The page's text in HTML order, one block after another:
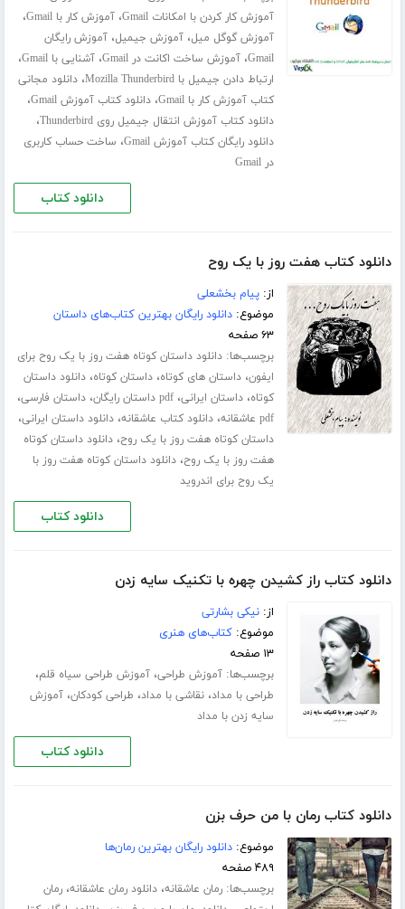
آموزش کار کردن با امکانات Gmail ،آموزش کار با Gmail ،
آموزش گوگل میل،آموزش جیمیل،آموزش رایگان
Gmail،آموزش ساخت اکانت در Gmail ،آشنایی با Gmail ،
ارتباط دادن جیمیل با Mozilla Thunderbird ،دانلود مجانی
کتاب آموزش کار با Gmail
،دانلود کتاب آموزش Gmail ،
دانلود کتاب آموزش انتقال جیمیل روی Thunderbird ،
دانلود رایگان کتاب آموزش Gmail ، ساخت حساب کاربری
در Gmail
دانلود کتاب
دانلود کتاب هفت روز با یک روح
از:پیام بخشعلی
موضوع:دانلود رایگان بهترین کتاب‌های داستان
۶۳ صفحه
برچسب‌ها:دانلود داستان کوتاه هفت روز با یک روح برای
ایفون،داستان های کوتاه،داستان کوتاه،دانلود داستان
کوتاه،داستان ایرانی،pdf داستان رایگان ،داستان فارسی،
pdf عاشقانه ،دانلود کتاب عاشقانه،دانلود داستان ایرانی،
داستان کوتاه هفت روز با یک روح،دانلود داستان کوتاه
هفت روز با یک روح،دانلود داستان کوتاه هفت روز با
یک روح برای اندروید
دانلود کتاب
دانلود کتاب راز کشیدن چهره با تکنیک سایه زدن
از:نیکی بشارتی
موضوع:کتاب‌های هنری
۱۳ صفحه
برچسب‌ها:آموزش طراحی،آموزش طراحی سیاه قلم،
طراحی با مداد،نقاشی با مداد، طراحی کودکان،آموزش
سایه زدن با مداد
دانلود کتاب
دانلود کتاب رمان با من حرف بزن
موضوع:دانلود رایگان بهترین رمان‌ها
۴۸۹ صفحه
برچسب‌ها:رمان عاشقانه،دانلود رمان عاشقانه،رمان